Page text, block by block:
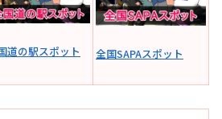
道の駅スポット 全国SAPAスポット